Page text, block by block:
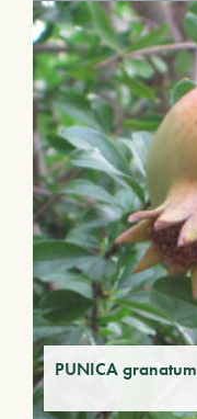
PUNICA granatum